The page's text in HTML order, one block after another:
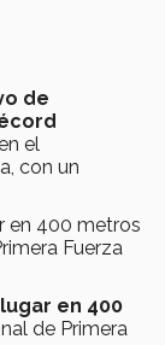
de
el
con un
en 400 metros
Fuerza
en 400
de Primera